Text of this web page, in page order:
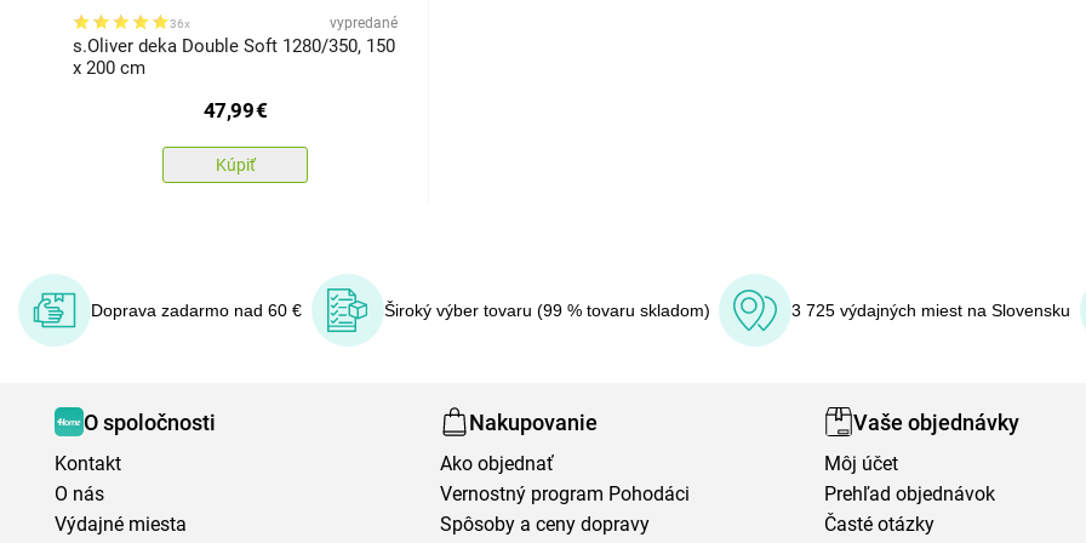
36x vypredané
s.Oliver deka Double Soft 1280/350, 150
x 200 cm
47,99€
Kúpiť
Doprava zadarmo nad 60 € Široký výber tovaru (99 % tovaru skladom) 3 725 výdajných miest na Slovensku
O spoločnosti
Kontakt
O nás
Výdajné miesta
Nakupovanie
Ako objednať
Vernostný program Pohodáci
Spôsoby a ceny dopravy
Vaše objednávky
Môj účet
Prehľad objednávok
Časté otázky